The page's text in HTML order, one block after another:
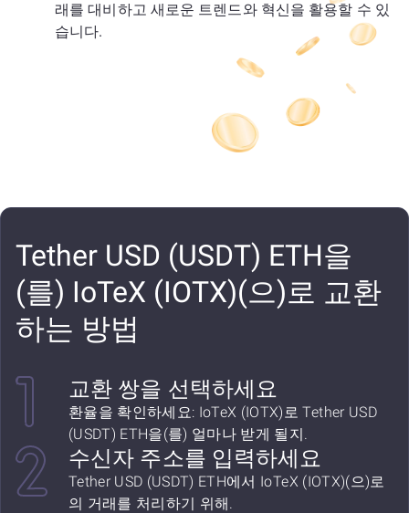
래를 대비하고 새로운 트렌드와 혁신을 활용할 수 있
습니다.
Tether USD (USDT) ETH을
(를) IoTeX (IOTX)(으)로 교환
하는 방법
교환 쌍을 선택하세요
환율을 확인하세요: IoTeX (IOTX)로 Tether USD
(USDT) ETH을(를) 얼마나 받게 될지.
수신자 주소를 입력하세요
Tether USD (USDT) ETH에서 IoTeX (IOTX)(으)로
의 거래를 처리하기 위해.